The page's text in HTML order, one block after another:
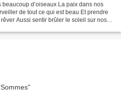
d’oiseaux La paix dans nos
de tout ce qui est beau Et prendre
Aussi sentir brûler le soleil sur nos